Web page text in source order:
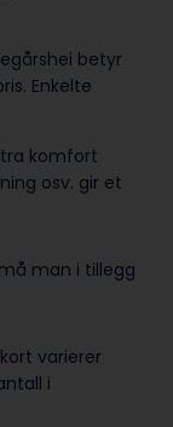
betyr
Enkelte
komfort
osv. gir et
man i tillegg
varierer
i